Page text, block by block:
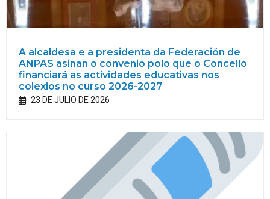
A alcaldesa e a presidenta da Federación de
ANPAS asinan o convenio polo que o Concello
financiará as actividades educativas nos
colexios no curso 2026-2027
23 DE JULIO DE 2026